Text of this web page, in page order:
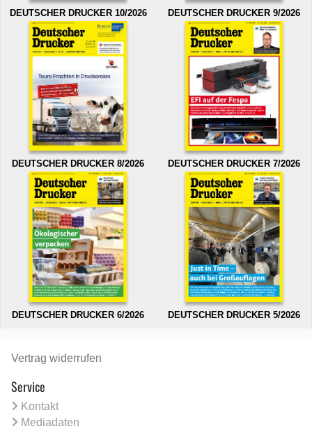
DEUTSCHER DRUCKER 10/2026 DEUTSCHER DRUCKER 9/2026
DEUTSCHER DRUCKER 8/2026 DEUTSCHER DRUCKER 7/2026
DEUTSCHER DRUCKER 6/2026 DEUTSCHER DRUCKER 5/2026
Vertrag widerrufen
Service
Kontakt
Mediadaten